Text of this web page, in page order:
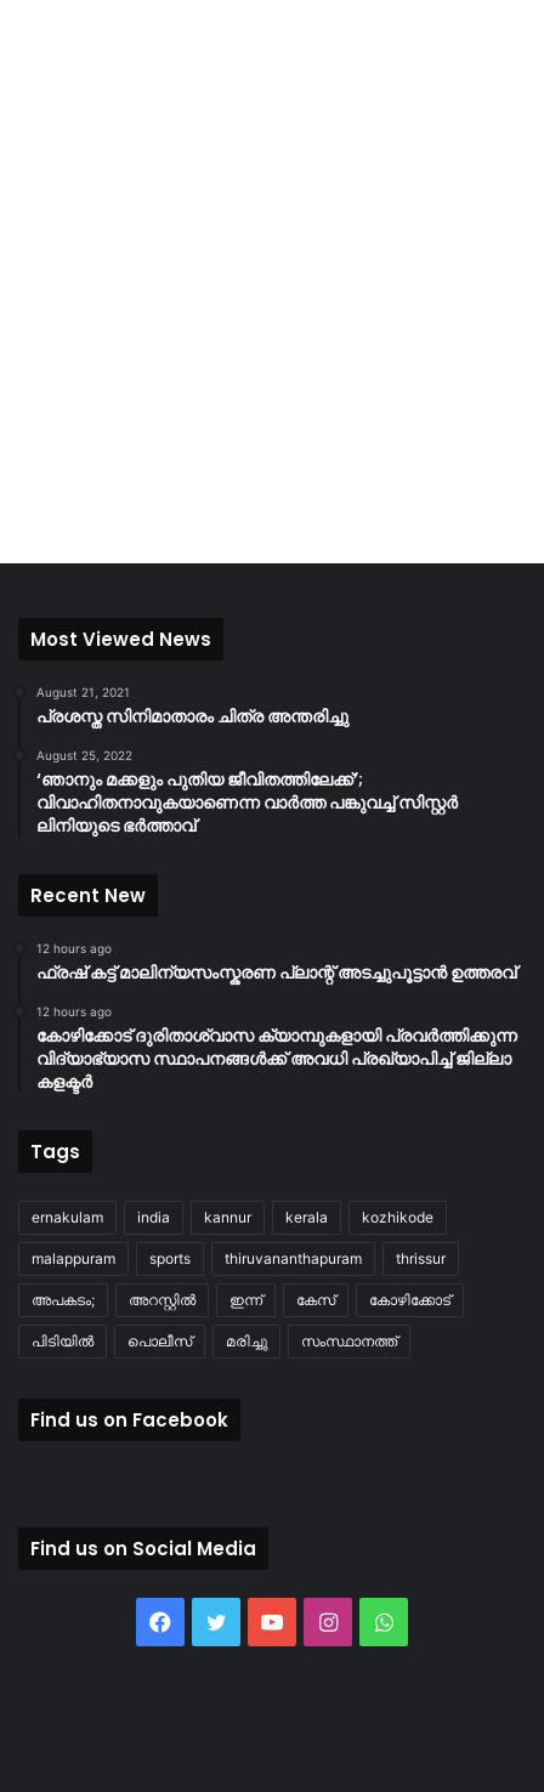
Most Viewed News
August 21, 2021
പ്രശസ്ത സിനിമാതാരം ചിത്ര അന്തരിച്ചു
August 25, 2022
‘ഞാനും മക്കളും പുതിയ ജീവിതത്തിലേക്ക്’;
വിവാഹിതനാവുകയാണെന്ന വാർത്ത പങ്കുവച്ച് സിസ്റ്റർ
ലിനിയുടെ ഭർത്താവ്
Recent New
12 hours ago
ഫ്രഷ് കട്ട് മാലിന്യസംസ്കരണ പ്ലാന്റ് അടച്ചുപൂട്ടാൻ ഉത്തരവ്
12 hours ago
കോഴിക്കോട് ദുരിതാശ്വാസ ക്യാമ്പുകളായി പ്രവര്‍ത്തിക്കുന്ന
വിദ്യാഭ്യാസ സ്ഥാപനങ്ങള്‍ക്ക് അവധി പ്രഖ്യാപിച്ച് ജില്ലാ
കളക്ടർ
Tags
ernakulam india kannur kerala kozhikode
malappuram sports thiruvananthapuram thrissur
അപകടം; അറസ്റ്റിൽ ഇന്ന് കേസ് കോഴിക്കോട്
പിടിയിൽ പൊലീസ് മരിച്ചു സംസ്ഥാനത്ത്
Find us on Facebook
Find us on Social Media
Facebook
TwitterYouTubeInstagramWhatsApp